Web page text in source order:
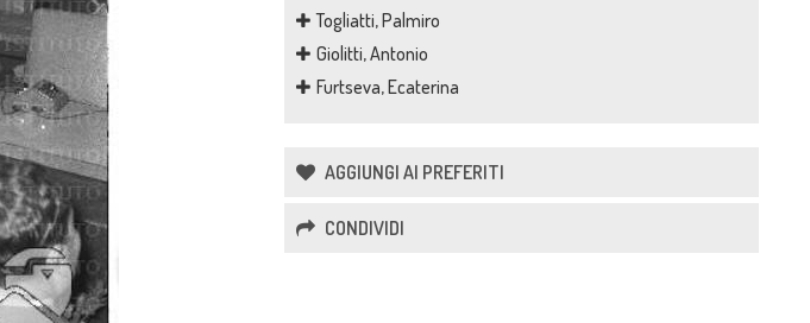
Togliatti, Palmiro
Giolitti, Antonio
Furtseva, Ecaterina
AGGIUNGI AI PREFERITI
CONDIVIDI